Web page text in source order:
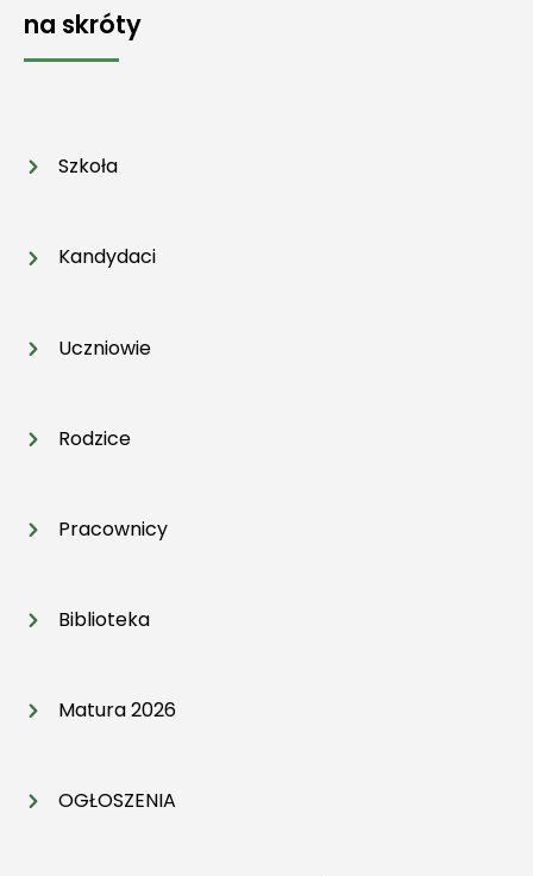
na skróty
Szkoła
Kandydaci
Uczniowie
Rodzice
Pracownicy
Biblioteka
Matura 2026
OGŁOSZENIA